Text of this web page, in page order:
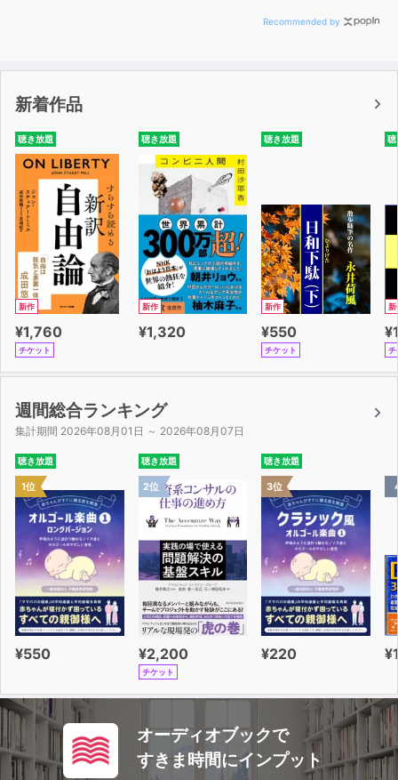
Recommended by
新着作品
聴き放題
新作
¥1,760
チケット
聴き放題
新作
¥1,320
聴き放題
新作
¥550
チケット
聴
新
チ
週間総合ランキング
集計期間 2026年08月01日 ～ 2026年08月07日
聴き放題
1位
¥550
聴き放題
2位
¥2,200
チケット
聴き放題
3位
¥220
オーディオブックで
すきま時間にインプット